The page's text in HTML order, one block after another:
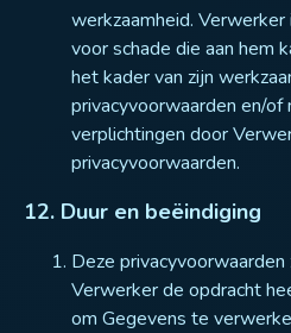
werkzaamheid.
voor schade die aan hem
het kader van zijn
privacyvoorwaarden en/of
verplichtingen door
privacyvoorwaarden.
12. Duur en beëindiging
Deze
Verwerker de opdracht
om Gegevens te